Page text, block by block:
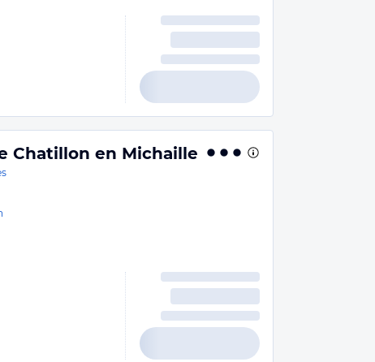
Chatillon en Michaille